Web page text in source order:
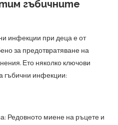
гъбичните
инфекции при деца е от
за предотвратяване на
Ето няколко ключови
гъбични инфекции:
Редовното миене на ръцете и